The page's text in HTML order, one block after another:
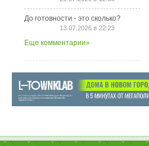
До готовности - это сколько?
13.07.2026 в 22:23
Еще комментарии»